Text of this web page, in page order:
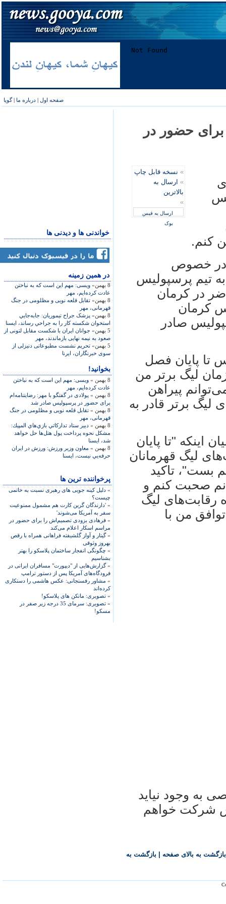
صفحه اول | درباره ما |گویا
خواندنی ها و دیدنی ها
در همين زمينه
8 بهمن»
ویسی: مهم این است که به نباختن
عادت کرده‌ایم، مهر
8 بهمن»
تقابل قلعه نویی و مظلومی در جنگ
قهرمانی، مهر
8 بهمن»
پزشک جراح تيموريان: جابه‌جايي
استخوان شکسته کار را به جراحي رساند، ایسنا
5 بهمن»
جوانان ایران با شکست مقابل لتونی از
صعود به نیمه نهایی بازماندند، مهر
5 بهمن»
تحریم نشست مطبوعاتی دنیزلی از
سوی خبرنگاران، ایرنا
بخوانید!
8 بهمن »
ویسی: مهم این است که به نباختن
عادت کرده‌ایم، مهر
8 بهمن »
پولادی در گفتگو با مهر: رضایتنامه‌ام
برای حضور در پرسپولیس صادر شد
8 بهمن »
تقابل قلعه نویی و مظلومی در جنگ
قهرمانی، مهر
8 بهمن »
دبير ستاد تداركاتي بازي‌هاي المپيك:
مشكل نحوه پرداخت پول هتل‌ها حل خواهد
شد، ایسنا
8 بهمن »
معاون وزير ورزش: ورزش در ايران
حرفه‌يي نيست، ایسنا
پرخواننده ترین ها
» دلیل کینه جویی های رهبری نسبت به خاتمی
چیست؟
» 'دارندگان گرین کارت هم مشمول ممنوعیت
سفر به آمریکا می‌شوند'
» فرهادی بزودی تصمیم‌اش را برای حضور در
مراسم اسکار اعلام می‌کند
»گیتار و آواز گلشیفته فراهانی همراه با رقص
بهروز وثوقی
» چگونگی انفجار ساختمان پلاسکو را بهتر
بشناسیم
»گزارش‌هایی از "دیپورت" مسافران ایرانی در
فرودگاه‌های آمریکا پس از دستور ترامپ
» مشاور رفسنجانی: عکس هاشمی را دستکاری
کرده‌اند
» تصویری: مانکن های پلاسکو!
»
تصویری: سرمای 35 درجه زیر صفر در
مسکو!
برای حضور در
» نسخه قابل چاپ
» ارسال به
بالاترین
»
ارسال به فیس
بوک
کنم.
در خصوص
تیم پرسپولیس
در کرمان
کرمان
صادر
تا پایان فصل
لیگ برتر من
پیراهن
لیگ برتر قادر به
اینکه "تا پایان
لیگ قهرمانان
بست"، تاکید
صحبت کنم و
رقابت‌های لیگ
من با
به وجود نیاید
شرکت خواهم
بازگشت به بالای صفحه بازگشت به